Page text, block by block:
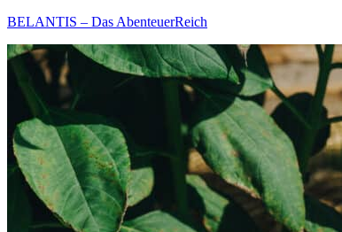
BELANTIS – Das AbenteuerReich